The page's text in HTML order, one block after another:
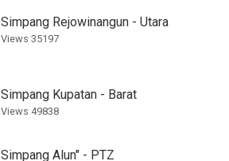
Simpang Rejowinangun - Utara
Views 35197
Simpang Kupatan - Barat
Views 49838
Simpang Alun" - PTZ